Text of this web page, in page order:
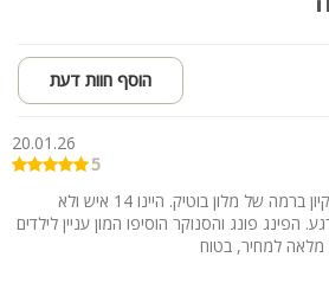
הוסף חוות דעת
20.01.26
5
מקום עם סטייל וניקיון ברמה של מלון בוטיק. היינו 14 איש ולא
הפינג פונג והסנוקר הוסיפו המון עניין לילדים
מלאה למחיר, בטוח